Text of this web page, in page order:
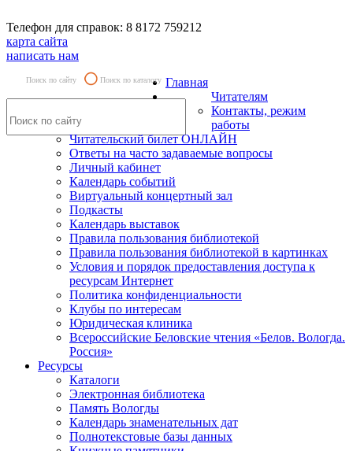
Телефон для справок: 8 8172 759212
карта сайта
написать нам
Поиск по сайту Поиск по каталогу Главная
Читателям
Контакты, режим
работы
Читательский билет ОНЛАЙН
Ответы на часто задаваемые вопросы
Личный кабинет
Календарь событий
Виртуальный концертный зал
Подкасты
Календарь выставок
Правила пользования библиотекой
Правила пользования библиотекой в картинках
Условия и порядок предоставления доступа к
ресурсам Интернет
Политика конфиденциальности
Клубы по интересам
Юридическая клиника
Всероссийские Беловские чтения «Белов. Вологда.
Россия»
Ресурсы
Каталоги
Электронная библиотека
Память Вологды
Календарь знаменательных дат
Полнотекстовые базы данных